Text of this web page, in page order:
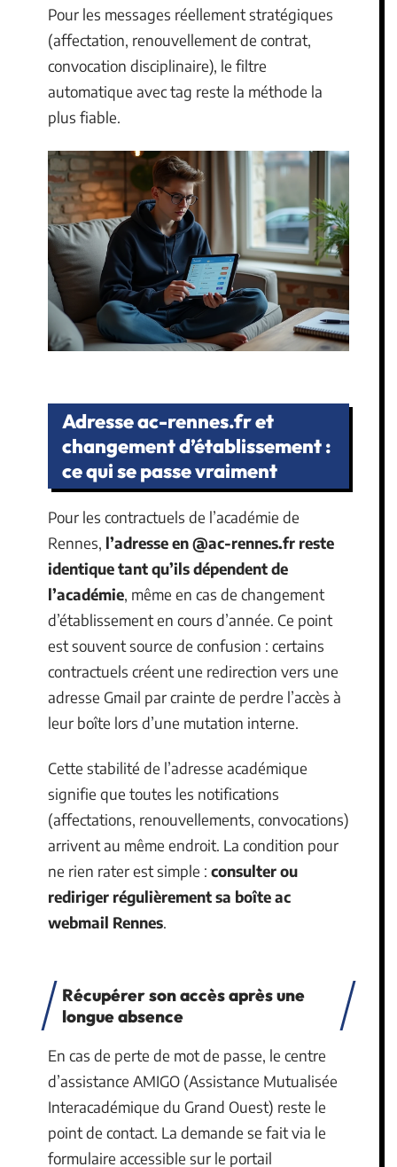
Pour les messages réellement stratégiques
(affectation, renouvellement de contrat,
convocation disciplinaire), le filtre
automatique avec tag reste la méthode la
plus fiable.
Adresse ac-rennes.fr et
changement d’établissement :
ce qui se passe vraiment
Pour les contractuels de l’académie de
Rennes, l’adresse en @ac-rennes.fr reste
identique tant qu’ils dépendent de
l’académie, même en cas de changement
d’établissement en cours d’année. Ce point
est souvent source de confusion : certains
contractuels créent une redirection vers une
adresse Gmail par crainte de perdre l’accès à
leur boîte lors d’une mutation interne.
Cette stabilité de l’adresse académique
signifie que toutes les notifications
(affectations, renouvellements, convocations)
arrivent au même endroit. La condition pour
ne rien rater est simple : consulter ou
rediriger régulièrement sa boîte ac
webmail Rennes.
Récupérer son accès après une
longue absence
En cas de perte de mot de passe, le centre
d’assistance AMIGO (Assistance Mutualisée
Interacadémique du Grand Ouest) reste le
point de contact. La demande se fait via le
formulaire accessible sur le portail